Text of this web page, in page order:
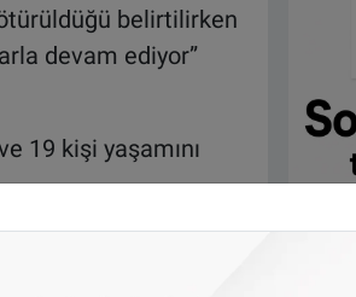
belirtilirken
devam ediyor”
19 kişi yaşamını